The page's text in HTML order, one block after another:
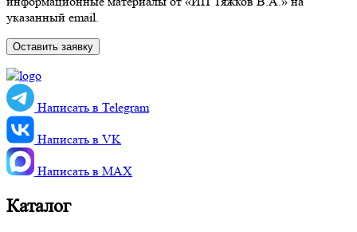
указанный email.
Написать в Telegram
Написать в VK
Написать в MАХ
Каталог